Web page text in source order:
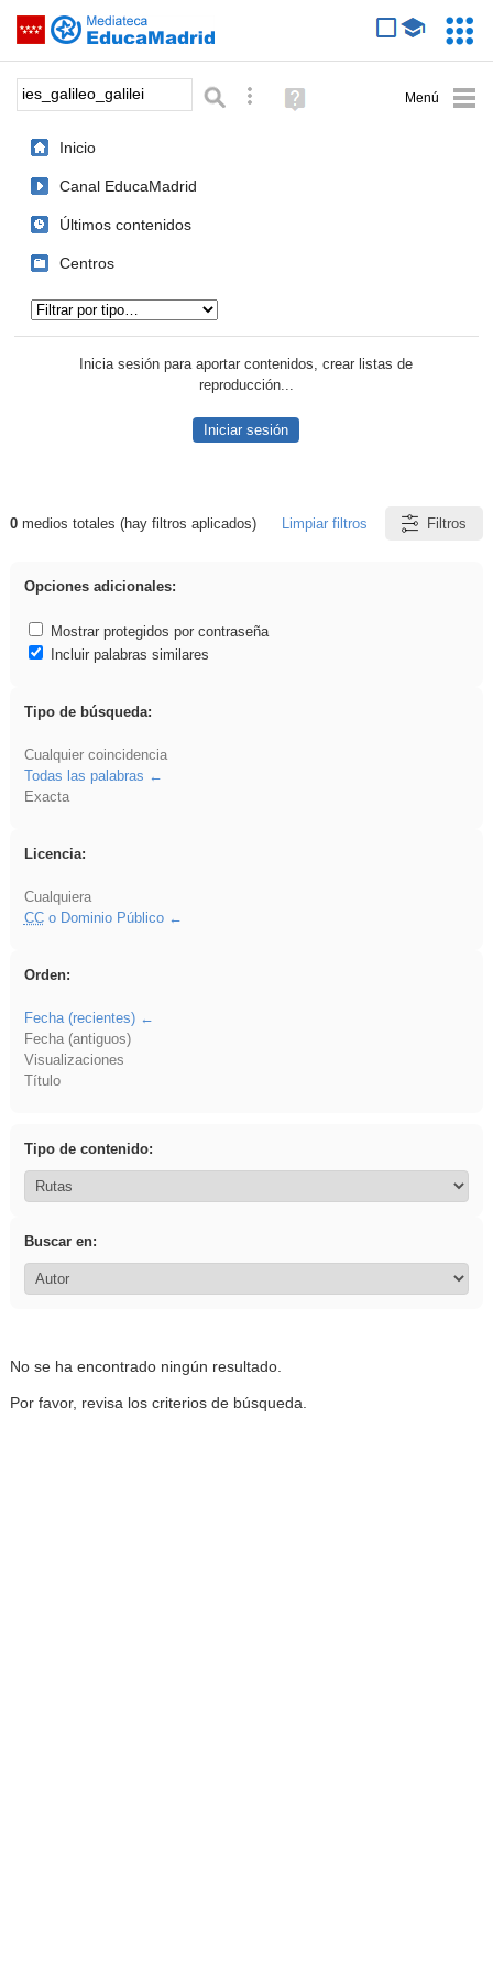
Saltar navegación
Palabra o frase: Búsqueda avanzada
Ayuda
(en
Inicio
Canal EducaMadrid
Últimos contenidos
Centros
Inicia sesión para aportar contenidos, crear listas de
reproducción...
Iniciar sesión
Resultados de: ies_galileo_galilei
0medios totales (hay filtros aplicados) Limpiar filtros Filtros
Opciones adicionales:
Mostrar protegidos por contraseña
Incluir palabras similares
Tipo de búsqueda:
Cualquier coincidencia
Todas las palabras
Exacta
Licencia:
Cualquiera
CCo Dominio Público
Orden:
Fecha (recientes)
Fecha (antiguos)
Visualizaciones
Título
Tipo de contenido:
Buscar en:
No se ha encontrado ningún resultado.
Por favor, revisa los criterios de búsqueda.